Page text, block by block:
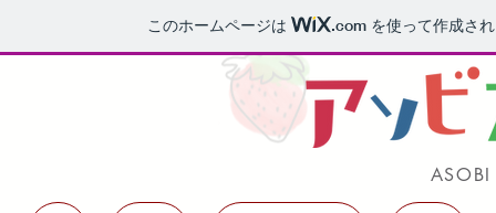
このホームページは .com を使って作成さ